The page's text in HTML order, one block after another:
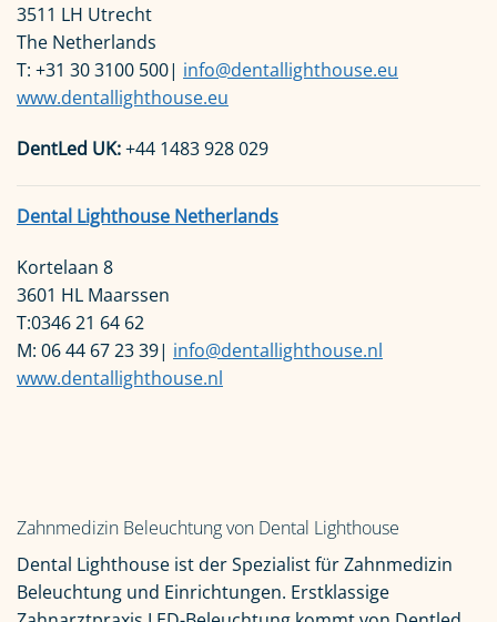
3511 LH Utrecht
The Netherlands
T: +31 30 3100 500| info@dentallighthouse.eu
www.dentallighthouse.eu
DentLed UK:+44 1483 928 029
Dental Lighthouse Netherlands
Kortelaan 8
3601 HL Maarssen
T:0346 21 64 62
M: 06 44 67 23 39| info@dentallighthouse.nl
www.dentallighthouse.nl
Zahnmedizin Beleuchtung von Dental Lighthouse
Dental Lighthouse ist der Spezialist für Zahnmedizin
Beleuchtung und Einrichtungen. Erstklassige